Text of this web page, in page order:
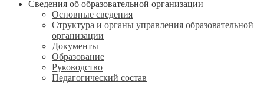
Сведения об образовательной организации
Основные сведения
Структура и органы управления образовательной
организации
Документы
Образование
Руководство
Педагогический состав